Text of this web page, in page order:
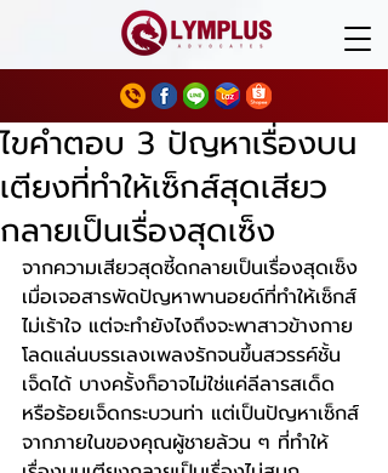
ไขคำตอบ 3 ปัญหาเรื่องบน
เตียงที่ทำให้เซ็กส์สุดเสียว
กลายเป็นเรื่องสุดเซ็ง
จากความเสียวสุดซี้ดกลายเป็นเรื่องสุดเซ็ง
เมื่อเจอสารพัดปัญหาพานอยด์ที่ทำให้เซ็กส์
ไม่เร้าใจ แต่จะทำยังไงถึงจะพาสาวข้างกาย
โลดแล่นบรรเลงเพลงรักจนขึ้นสวรรค์ชั้น
เจ็ดได้ บางครั้งก็อาจไม่ใช่แค่ลีลารสเด็ด
หรือร้อยเจ็ดกระบวนท่า แต่เป็นปัญหาเซ็กส์
จากภายในของคุณผู้ชายล้วน ๆ ที่ทำให้